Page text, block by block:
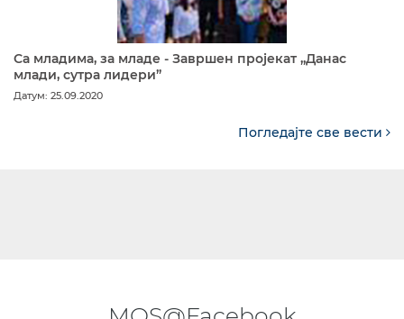
Са младима, за младе - Завршен пројекат „Данас
млади, сутра лидери”
Датум: 25.09.2020
Погледајте све вести